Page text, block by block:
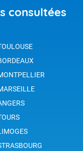
consultées